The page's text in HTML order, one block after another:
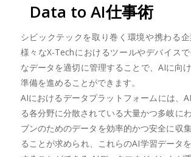
Data to AI仕事術
シビックテックを取り巻く環境や携わる
様々なX-Techにおけるツールやデバイス
なデータを適切に管理することで、AIに向
準備を進めることができます。
AIにおけるデータプラットフォームには、
る各分野に分散されている大量かつ多岐に
ブンのためのデータを効率的かつ安全に収
ることが求められ、これらのAI学習データ